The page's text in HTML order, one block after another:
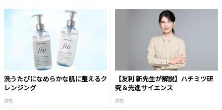
洗うたびになめらかな肌に整えるク
レンジング
(PR)
【友利 新先生が解説】ハチミツ研
究＆先進サイエンス
(PR)